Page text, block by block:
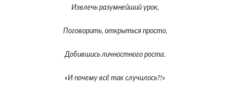
Извлечь разумнейший урок,
Поговорить, открыться просто,
Добившись личностного роста.
«И почему всё так случилось?!»